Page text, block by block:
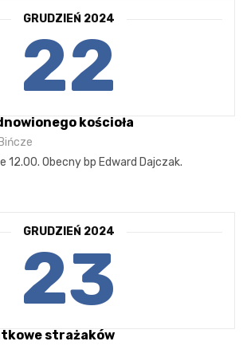
GRUDZIEŃ 2024
22
kościoła
12.00. Obecny bp Edward Dajczak.
GRUDZIEŃ 2024
23
strażaków